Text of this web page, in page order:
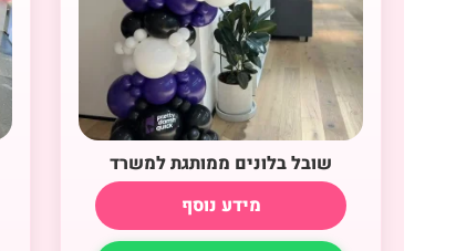
שובל בלונים ממותגת למשרד
מידע נוסף